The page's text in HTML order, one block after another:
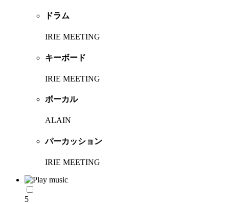
ドラム
IRIE MEETING
キーボード
IRIE MEETING
ボーカル
ALAIN
パーカッション
IRIE MEETING
5